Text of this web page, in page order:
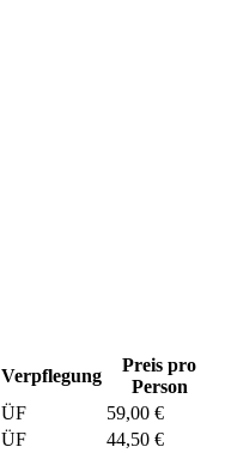
Verpflegung
Preis pro
Person
ÜF
59,00 €
ÜF
44,50 €